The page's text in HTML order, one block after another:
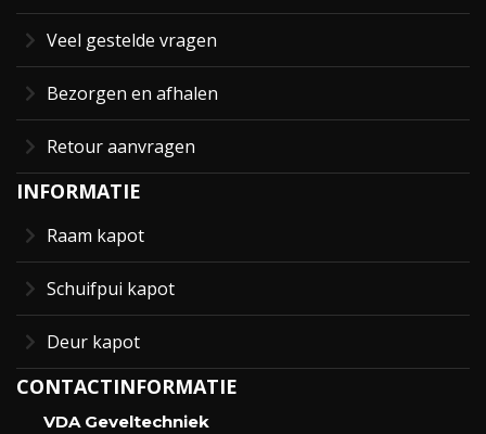
Veel gestelde vragen
Bezorgen en afhalen
Retour aanvragen
INFORMATIE
Raam kapot
Schuifpui kapot
Deur kapot
CONTACTINFORMATIE
VDA Geveltechniek